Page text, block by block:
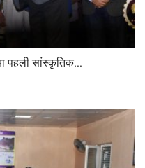
पहली सांस्कृतिक...